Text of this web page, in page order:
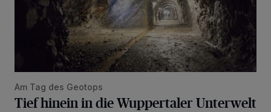
Am Tag des Geotops
Tief hinein in die Wuppertaler Unterwelt